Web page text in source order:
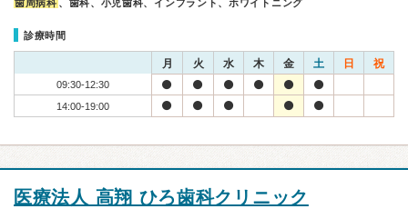
歯周病科 、歯科、小児歯科、インプラント、ホワイトニング
診療時間
月 火 水 木 金 土 日 祝
09:30-12:30
14:00-19:00
医療法人 高翔 ひろ歯科クリニック